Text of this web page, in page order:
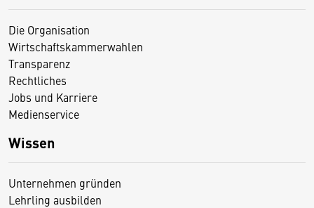
Die Organisation
Wirtschaftskammerwahlen
Transparenz
Rechtliches
Jobs und Karriere
Medienservice
Wissen
Unternehmen gründen
Lehrling ausbilden